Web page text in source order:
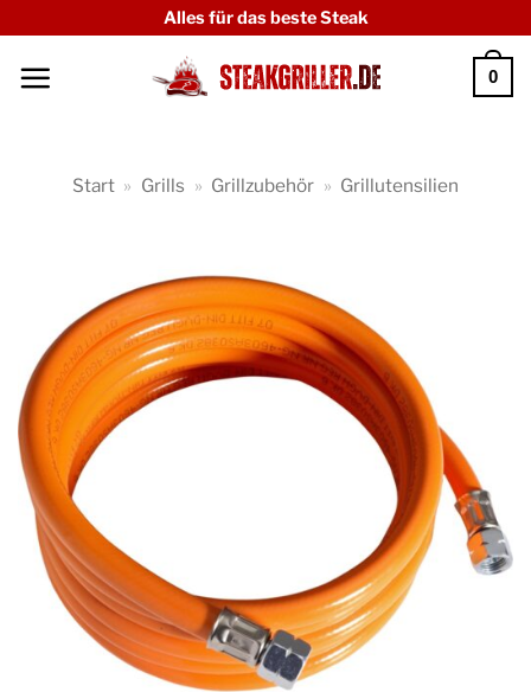
springen
Alles für das beste Steak
0
Start » Grills » Grillzubehör » Grillutensilien